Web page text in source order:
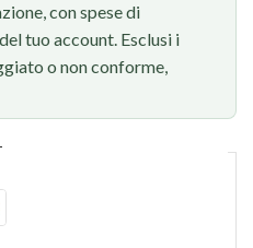
con spese di
tuo account. Esclusi i
o non conforme,